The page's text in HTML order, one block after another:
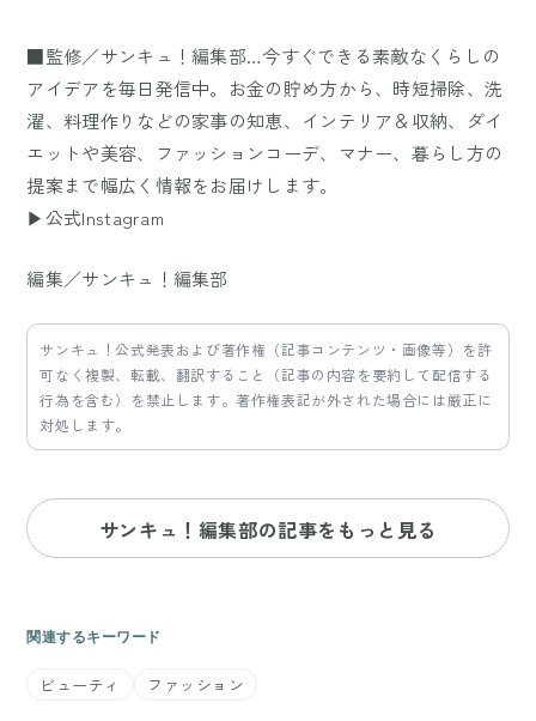
■監修／サンキュ！編集部…今すぐできる素敵なくらしの
アイデアを毎日発信中。お金の貯め方から、時短掃除、洗
濯、料理作りなどの家事の知恵、インテリア＆収納、ダイ
エットや美容、ファッションコーデ、マナー、暮らし方の
提案まで幅広く情報をお届けします。
▶公式Instagram
編集／サンキュ！編集部
サンキュ！公式発表および著作権（記事コンテンツ・画像等）を許
可なく複製、転載、翻訳すること（記事の内容を要約して配信する
行為を含む）を禁止します。著作権表記が外された場合には厳正に
対処します。
サンキュ！編集部の記事をもっと見る
関連するキーワード
ビューティ ファッション